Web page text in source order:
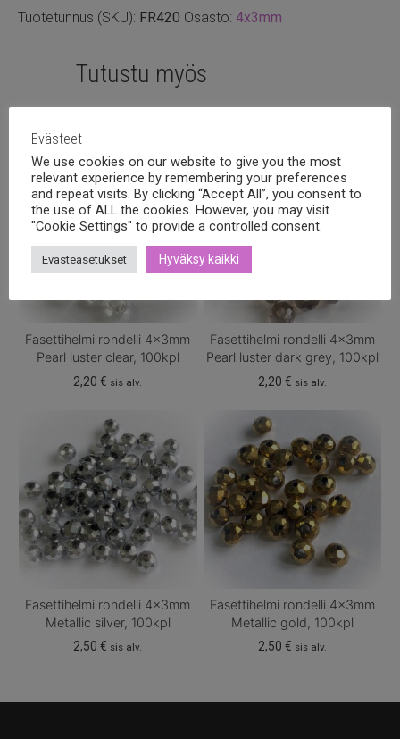
luster,
Tuotetunnus (SKU): FR420 Osasto: 4x3mm
Tutustu myös
Fasettihelmi rondelli 4x3mm
Pearl luster clear, 100kpl
2,20€ sis alv.
Fasettihelmi rondelli 4x3mm
Pearl luster dark grey, 100kpl
2,20 € sis alv.
Fasettihelmi rondelli 4x3mm
Metallic silver, 100kpl
2,50€ sis alv.
Fasettihelmi rondelli 4x3mm
Metallic gold, 100kpl
2,50 € sis alv.
Evästeet
We use cookies on our website to give you the most
relevant experience by remembering your preferences
and repeat visits. By clicking “Accept All”, you consent to
the use of ALL the cookies. However, you may visit
"Cookie Settings" to provide a controlled consent.
Evästeasetukset Hyväksy kaikki